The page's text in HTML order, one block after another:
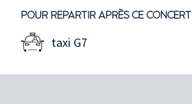
POUR REPARTIR APRÈS CE CONCERT
taxi G7